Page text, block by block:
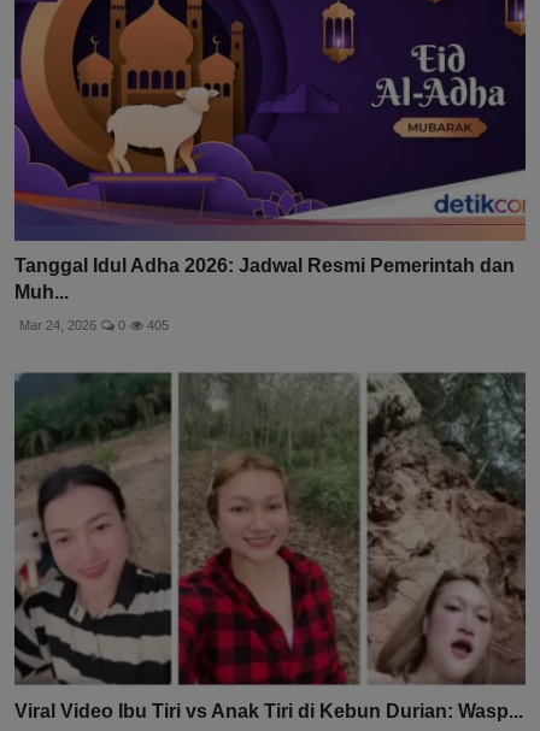
Tanggal Idul Adha 2026: Jadwal Resmi Pemerintah dan
Muh...
Mar 24, 2026 0 405
Viral Video Ibu Tiri vs Anak Tiri di Kebun Durian: Wasp...